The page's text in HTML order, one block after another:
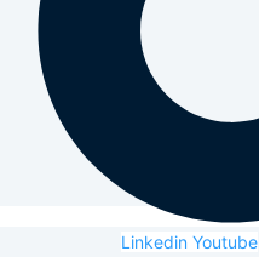
Linkedin Youtube